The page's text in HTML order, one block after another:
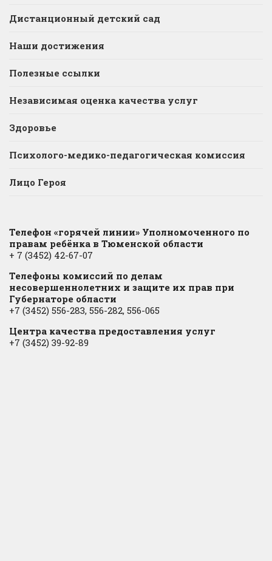
Дистанционный детский сад
Наши достижения
Полезные ссылки
Независимая оценка качества услуг
Здоровье
Психолого-медико-педагогическая комиссия
Лицо Героя
Телефон «горячей линии» Уполномоченного по
правам ребёнка в Тюменской области
+ 7 (3452) 42-67-07
Телефоны комиссий по делам
несовершеннолетних и защите их прав при
Губернаторе области
+7 (3452) 556-283, 556-282, 556-065
Центра качества предоставления услуг
+7 (3452) 39-92-89